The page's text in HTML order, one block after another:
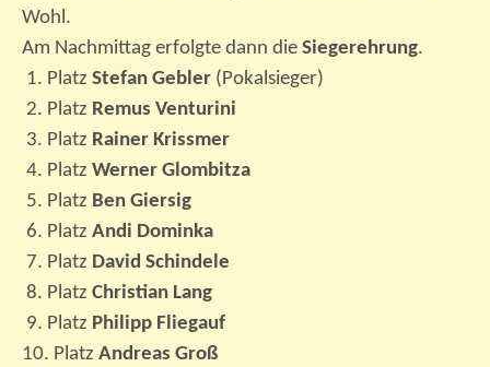
Wohl.
Am Nachmittag erfolgte dann die Siegerehrung.
1. Platz Stefan Gebler (Pokalsieger)
2. Platz Remus Venturini
3. Platz Rainer Krissmer
4. Platz Werner Glombitza
5. Platz Ben Giersig
6. Platz Andi Dominka
7. Platz David Schindele
8. Platz Christian Lang
9. Platz Philipp Fliegauf
10. Platz Andreas Groß